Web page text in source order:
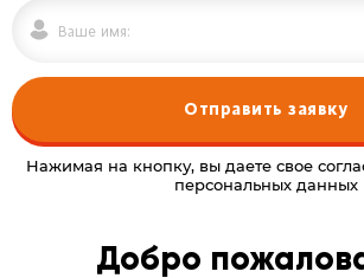
Отправить заявку
Нажимая на кнопку, вы даете свое
персональных данных
Добро